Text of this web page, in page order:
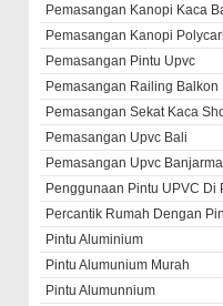
Pemasangan Kanopi Kaca
Pemasangan Kanopi
Pemasangan Pintu Upvc
Pemasangan Railing Balkon
Pemasangan Sekat Kaca
Pemasangan Upvc Bali
Pemasangan Upvc
Penggunaan Pintu UPVC Di
Percantik Rumah Dengan
Pintu Aluminium
Pintu Alumunium Murah
Pintu Alumunnium